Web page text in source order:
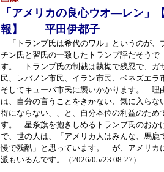
「アメリカの良心ウオ―レン」
報】 平田伊都子
「トランプ氏は希代のワル」というのが、
チン氏と習氏の一致したトランプ評だそうで
す。 トランプ氏の制裁は執拗で残忍で、ガ
民、レバノン市民、イラン市民、ベネズエラ
そしてキューバ市民に襲いかかります。 理
は、自分の言うことをきかない、気に入らな
得にならない、、と、自分本位の利益のため
す。 星条旗を抱きしめるトランプ氏のおか
で、世の人は、「アメリカ人はみんな、馬鹿
慢で残酷」と思っています。 が、アメリカ
派もいるんです。（2026/05/23 08:27）